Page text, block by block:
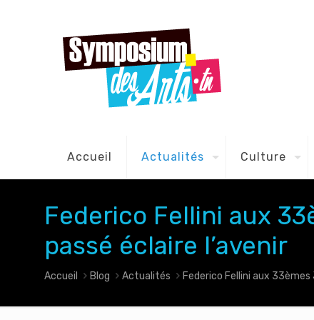
Accueil Actualités Culture
Federico Fellini aux
passé éclaire l’avenir
Accueil Blog Actualités Federico Fellini aux 33èmes